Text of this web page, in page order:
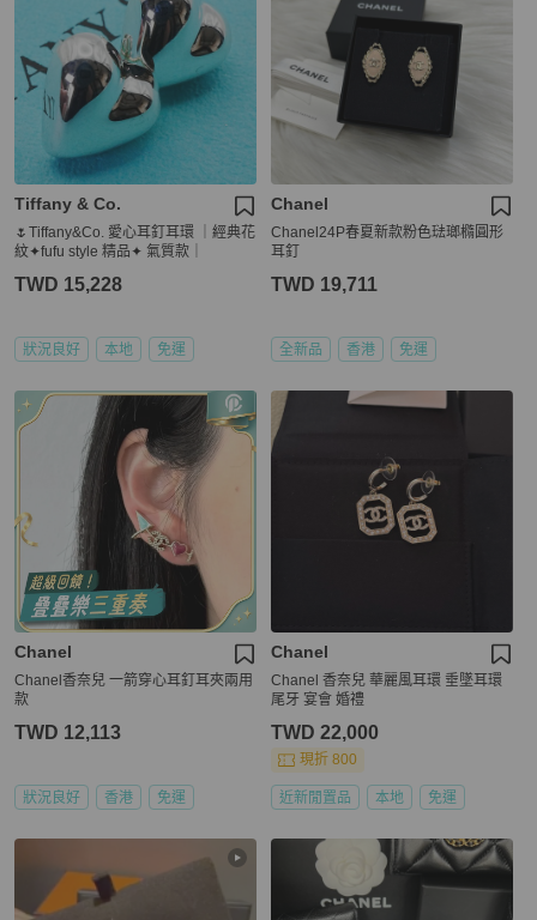
Tiffany & Co.
🌷Tiffany&Co. 愛心耳釘耳環 ｜經典花
紋✦fufu style 精品✦ 氣質款｜
TWD 15,228
狀況良好 本地 免運
Chanel
Chanel24P春夏新款粉色琺瑯橢圓形
耳釘
TWD 19,711
全新品 香港 免運
Chanel
Chanel香奈兒 一箭穿心耳釘耳夾兩用
款
TWD 12,113
狀況良好 香港 免運
Chanel
Chanel 香奈兒 華麗風耳環 垂墜耳環
尾牙 宴會 婚禮
TWD 22,000
現折 800
近新閒置品 本地 免運